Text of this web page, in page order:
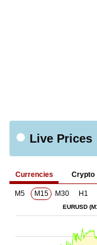
Live Prices